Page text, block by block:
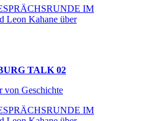
TALK 02
von Geschichte